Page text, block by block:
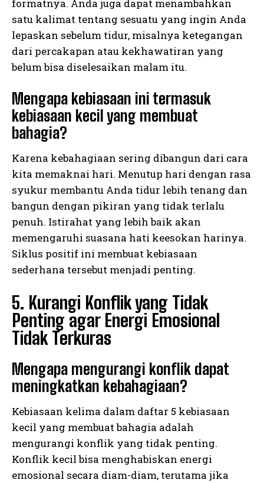
formatnya. Anda juga dapat menambahkan
satu kalimat tentang sesuatu yang ingin Anda
lepaskan sebelum tidur, misalnya ketegangan
dari percakapan atau kekhawatiran yang
belum bisa diselesaikan malam itu.
Mengapa kebiasaan ini termasuk
kebiasaan kecil yang membuat
bahagia?
Karena kebahagiaan sering dibangun dari cara
kita memaknai hari. Menutup hari dengan rasa
syukur membantu Anda tidur lebih tenang dan
bangun dengan pikiran yang tidak terlalu
penuh. Istirahat yang lebih baik akan
memengaruhi suasana hati keesokan harinya.
Siklus positif ini membuat kebiasaan
sederhana tersebut menjadi penting.
5. Kurangi Konflik yang Tidak
Penting agar Energi Emosional
Tidak Terkuras
Mengapa mengurangi konflik dapat
meningkatkan kebahagiaan?
Kebiasaan kelima dalam daftar 5 kebiasaan
kecil yang membuat bahagia adalah
mengurangi konflik yang tidak penting.
Konflik kecil bisa menghabiskan energi
emosional secara diam-diam, terutama jika